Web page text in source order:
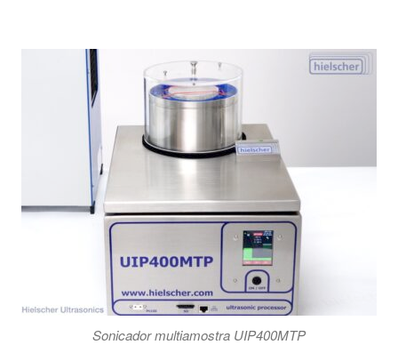
Sonicador multiamostra UIP400MTP